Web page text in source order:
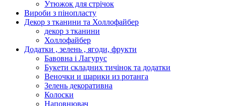
Утюжок для стрічок
Вироби з пінопласту
Декор з тканини та Холлофайбер
декор з тканини
Холлофайбер
Додатки , зелень , ягоди, фрукти
Бавовна і Лагурус
Букети складних тичінок та додатки
Веночки и шарики из ротанга
Зелень декоративна
Колоски
Наповнювач